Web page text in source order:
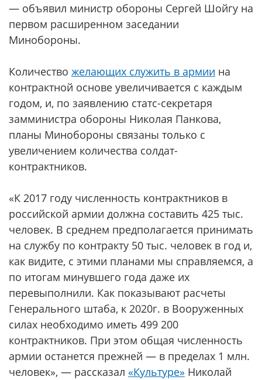
— объявил министр обороны Сергей Шойгу на
первом расширенном заседании
Минобороны.
Количество желающих служить в армии на
контрактной основе увеличивается с каждым
годом, и, по заявлению статс-секретаря
замминистра обороны Николая Панкова,
планы Минобороны связаны только с
увеличением количества солдат-
контрактников.
«К 2017 году численность контрактников в
российской армии должна составить 425 тыс.
человек. В среднем предполагается принимать
на службу по контракту 50 тыс. человек в год и,
как видите, с этими планами мы справляемся, а
по итогам минувшего года даже их
перевыполнили. Как показывают расчеты
Генерального штаба, к 2020г. в Вооруженных
силах необходимо иметь 499 200
контрактников. При этом общая численность
армии останется прежней — в пределах 1 млн.
человек», — рассказал «Культуре» Николай